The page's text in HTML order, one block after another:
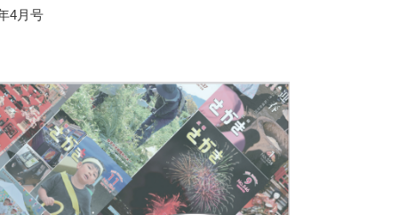
道路・公園
財政
4月号